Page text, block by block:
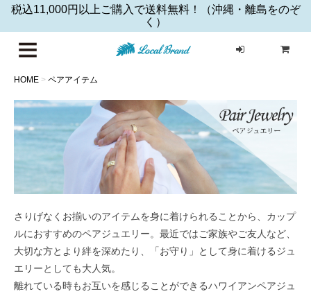
税込11,000円以上ご購入で送料無料！（沖縄・離島をのぞ
く）
HOME > ペアアイテム
さりげなくお揃いのアイテムを身に着けられることから、カップ
ルにおすすめのペアジュエリー。最近ではご家族やご友人など、
大切な方とより絆を深めたり、「お守り」として身に着けるジュ
エリーとしても大人気。
離れている時もお互いを感じることができるハワイアンペアジュ